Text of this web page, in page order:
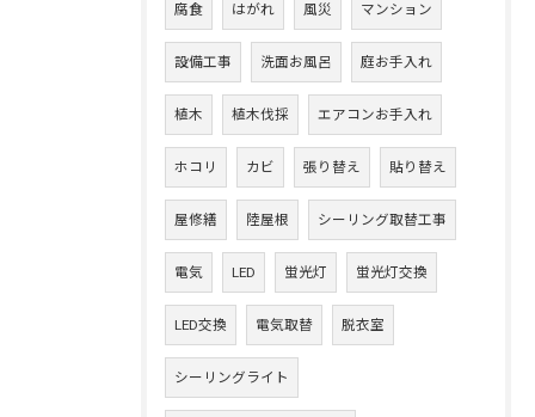
腐食 はがれ 風災 マンション
設備工事 洗面お風呂 庭お手入れ
植木 植木伐採 エアコンお手入れ
ホコリ カビ 張り替え 貼り替え
屋修繕 陸屋根 シーリング取替工事
電気 LED 蛍光灯 蛍光灯交換
LED交換 電気取替 脱衣室
シーリングライト